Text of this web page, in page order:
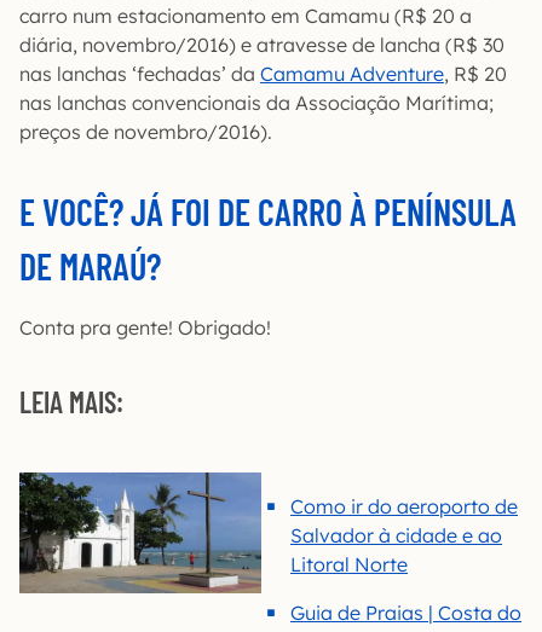
carro num estacionamento em Camamu (R$ 20 a
diária, novembro/2016) e atravesse de lancha (R$ 30
nas lanchas ‘fechadas’ da Camamu Adventure, R$ 20
nas lanchas convencionais da Associação Marítima;
preços de novembro/2016).
E VOCÊ? JÁ FOI DE CARRO À PENÍNSULA
DE MARAÚ?
Conta pra gente! Obrigado!
LEIA MAIS:
Como ir do aeroporto de
Salvador à cidade e ao
Litoral Norte
Guia de Praias | Costa do